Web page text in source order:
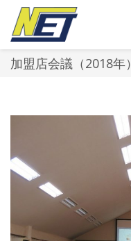
加盟店会議（2018年）